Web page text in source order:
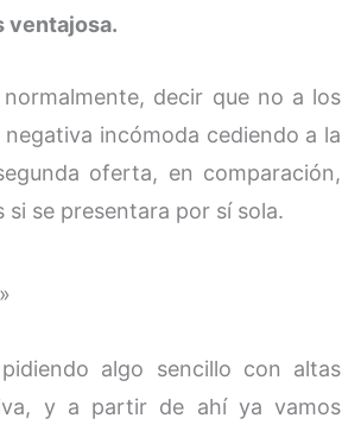
ventajosa.
decir que no a los
incómoda cediendo a la
oferta, en comparación,
se presentara por sí sola.
algo sencillo con altas
y a partir de ahí ya vamos